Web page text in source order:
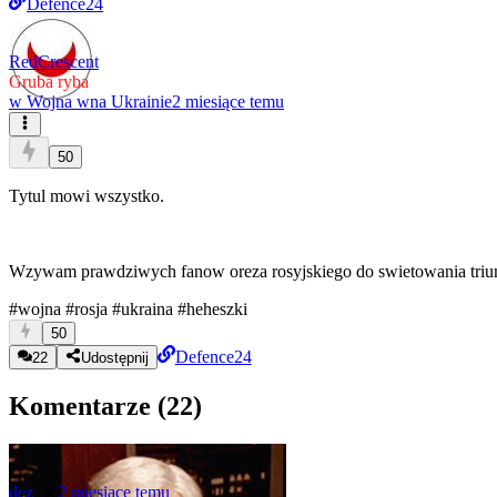
RedCrescent
Gruba ryba
w Wojna wna Ukrainie2 miesiące temu
50
Tytul mowi wszystko.
Wzywam prawdziwych fanow oreza rosyjskiego do swietowania
#wojna #rosja #ukraina #heheszki
50
22
Udostępnij Defence24
Komentarze (22)
dez_ 2 miesiące temu